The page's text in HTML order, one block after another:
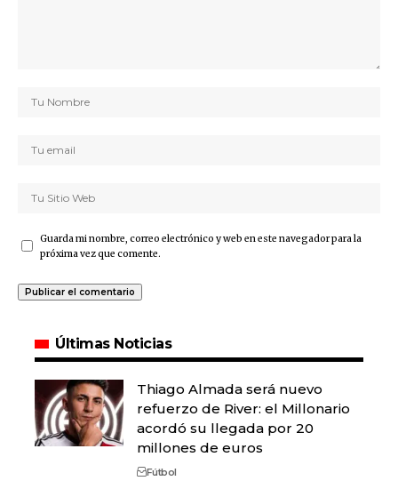
Guarda mi nombre, correo electrónico y web en este navegador para la
próxima vez que comente.
Últimas Noticias
Thiago Almada será nuevo
refuerzo de River: el Millonario
acordó su llegada por 20
millones de euros
Fútbol